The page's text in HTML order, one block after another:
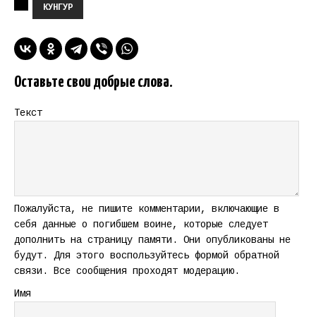
КУНГУР
Оставьте свои добрые слова.
Текст
Пожалуйста, не пишите комментарии, включающие в
себя данные о погибшем воине, которые следует
дополнить на страницу памяти. Они опубликованы не
будут. Для этого воспользуйтесь формой обратной
связи. Все сообщения проходят модерацию.
Имя